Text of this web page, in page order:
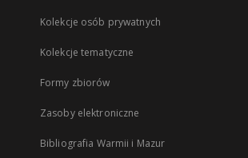
Kolekcje osób prywatnych
Kolekcje tematyczne
Formy zbiorów
Zasoby elektroniczne
Bibliografia Warmii i Mazur